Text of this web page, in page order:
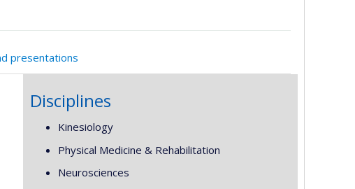
presentations
Disciplines
Kinesiology
Physical Medicine & Rehabilitation
Neurosciences